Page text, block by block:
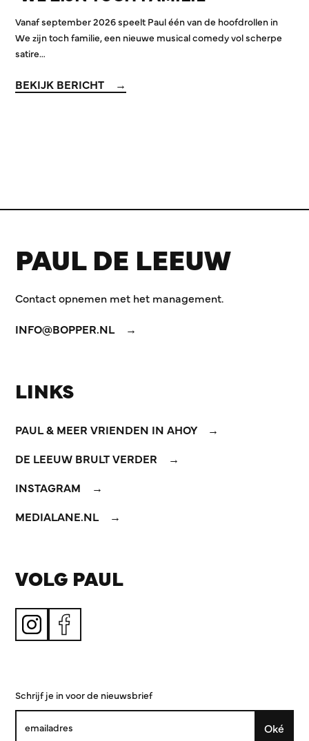
Vanaf september 2026 speelt Paul één van de hoofdrollen in
We zijn toch familie, een nieuwe musical comedy vol scherpe
satire…
BEKIJK BERICHT
PAUL DE LEEUW
Contact opnemen met het management.
INFO@BOPPER.NL
LINKS
PAUL & MEER VRIENDEN IN AHOY
DE LEEUW BRULT VERDER
INSTAGRAM
MEDIALANE.NL
VOLG PAUL
Schrijf je in voor de nieuwsbrief
Oké